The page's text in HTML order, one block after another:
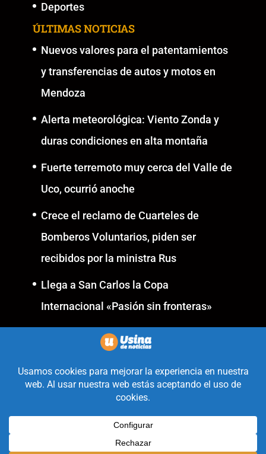
Deportes
ÚLTIMAS NOTICIAS
Nuevos valores para el patentamientos
y transferencias de autos y motos en
Mendoza
Alerta meteorológica: Viento Zonda y
duras condiciones en alta montaña
Fuerte terremoto muy cerca del Valle de
Uco, ocurrió anoche
Crece el reclamo de Cuarteles de
Bomberos Voluntarios, piden ser
recibidos por la ministra Rus
Llega a San Carlos la Copa
Internacional «Pasión sin fronteras»
Realizado con la mirada
equidistante de alguien a quién
solo le interesa informar que ocurre